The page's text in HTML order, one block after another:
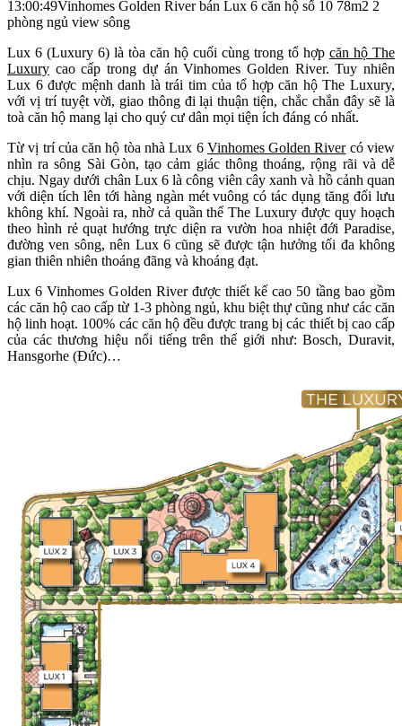
13:00:49Vinhomes Golden River bán Lux 6 căn hộ số 10 78m2 2
phòng ngủ view sông
Lux 6 (Luxury 6) là tòa căn hộ cuối cùng trong tổ hợp căn hộ The
Luxury cao cấp trong dự án Vinhomes Golden River. Tuy nhiên
Lux 6 được mệnh danh là trái tim của tổ hợp căn hộ The Luxury,
với vị trí tuyệt vời, giao thông đi lại thuận tiện, chắc chắn đây sẽ là
toà căn hộ mang lại cho quý cư dân mọi tiện ích đáng có nhất.
Từ vị trí của căn hộ tòa nhà Lux 6 Vinhomes Golden Rivercó view
nhìn ra sông Sài Gòn, tạo cảm giác thông thoáng, rộng rãi và dễ
chịu. Ngay dưới chân Lux 6 là công viên cây xanh và hồ cảnh quan
với diện tích lên tới hàng ngàn mét vuông có tác dụng tăng đối lưu
không khí. Ngoài ra, nhờ cả quần thể The Luxury được quy hoạch
theo hình rẻ quạt hướng trực diện ra vườn hoa nhiệt đới Paradise,
đường ven sông, nên Lux 6 cũng sẽ được tận hưởng tối đa không
gian thiên nhiên thoáng đãng và khoáng đạt.
Lux 6 Vinhomes Golden River được thiết kế cao 50 tầng bao gồm
các căn hộ cao cấp từ 1-3 phòng ngủ, khu biệt thự cũng như các căn
hộ linh hoạt. 100% các căn hộ đều được trang bị các thiết bị cao cấp
của các thương hiệu nổi tiếng trên thế giới như: Bosch, Duravit,
Hansgorhe (Đức)…